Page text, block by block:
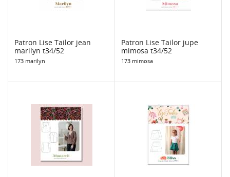
Patron Lise Tailor jean
marilyn t34/52
173 marilyn
Patron Lise Tailor jupe
mimosa t34/52
173 mimosa